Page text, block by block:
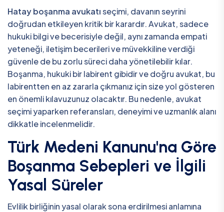
Hatay boşanma avukatıseçimi, davanın seyrini
doğrudan etkileyen kritik bir karardır. Avukat, sadece
hukuki bilgi ve becerisiyle değil, aynı zamanda empati
yeteneği, iletişim becerileri ve müvekkiline verdiği
güvenle de bu zorlu süreci daha yönetilebilir kılar.
Boşanma, hukuki bir labirent gibidir ve doğru avukat, bu
labirentten en az zararla çıkmanız için size yol gösteren
en önemli kılavuzunuz olacaktır. Bu nedenle, avukat
seçimi yaparken referansları, deneyimi ve uzmanlık alanı
dikkatle incelenmelidir.
Türk Medeni Kanunu'na Göre
Boşanma Sebepleri ve İlgili
Yasal Süreler
Evlilik birliğinin yasal olarak sona erdirilmesi anlamına